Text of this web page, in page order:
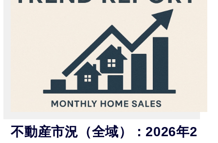
不動産市況（全域）：2026年2